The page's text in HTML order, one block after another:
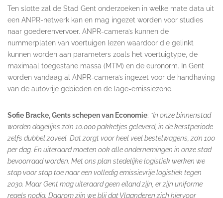
Ten slotte zal de Stad Gent onderzoeken in welke mate data uit
een ANPR-netwerk kan en mag ingezet worden voor studies
naar goederenvervoer. ANPR-camera’s kunnen de
nummerplaten van voertuigen lezen waardoor die gelinkt
kunnen worden aan parameters zoals het voertuigtype, de
maximaal toegestane massa (MTM) en de euronorm. In Gent
worden vandaag al ANPR-camera’s ingezet voor de handhaving
van de autovrije gebieden en de lage-emissiezone.
Sofie Bracke, Gents schepen van Economie: “In onze binnenstad
worden dagelijks zo’n 10.000 pakketjes geleverd, in de kerstperiode
zelfs dubbel zoveel. Dat zorgt voor heel veel bestelwagens, zo’n 100
per dag. En uiteraard moeten ook alle ondernemingen in onze stad
bevoorraad worden. Met ons plan stedelijke logistiek werken we
stap voor stap toe naar een volledig emissievrije logistiek tegen
2030. Maar Gent mag uiteraard geen eiland zijn, er zijn uniforme
regels nodig. Daarom zijn we blij dat Vlaanderen zich hiervoor